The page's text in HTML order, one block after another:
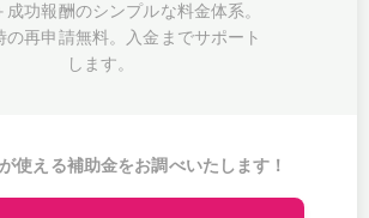
成功報酬のシンプルな料金体系。
の再申請無料。入金までサポート
します。
使える補助金をお調べいたします！